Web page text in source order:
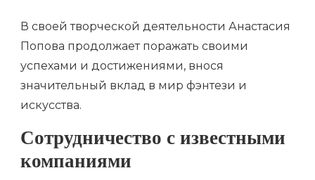
В своей творческой деятельности Анастасия
Попова продолжает поражать своими
успехами и достижениями, внося
значительный вклад в мир фэнтези и
искусства.
Сотрудничество с известными
компаниями